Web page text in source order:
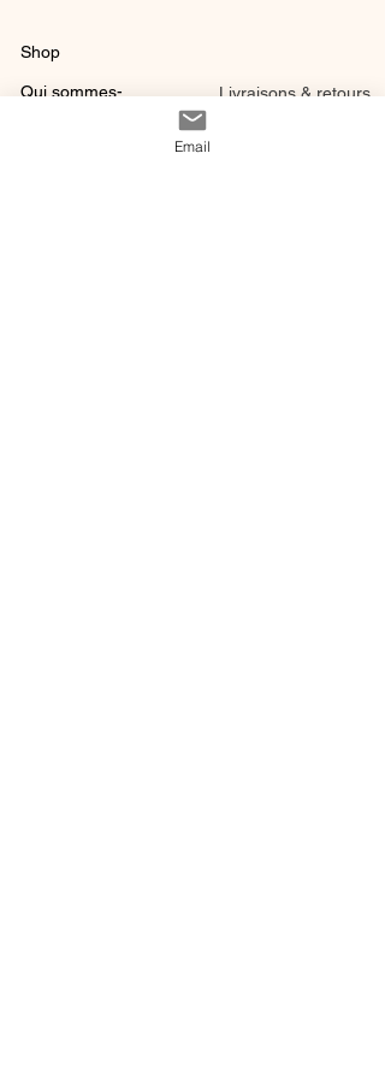
Shop
Qui sommes-
instagram
Livraisons & retours
Email